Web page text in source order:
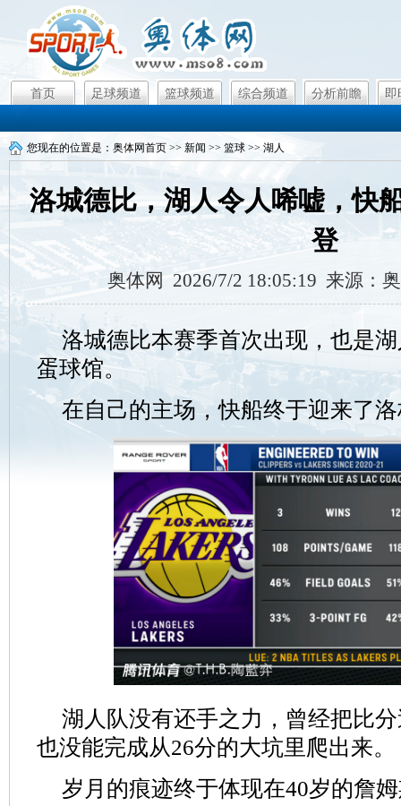
首页 足球频道 篮球频道 综合频道 分析前瞻 即
您现在的位置是： 奥体网首页 >> 新闻 >> 篮球 >> 湖人
洛城德比，湖人令人唏嘘，快
登
奥体网 2026/7/2 18:05:19 来源：
洛城德比本赛季首次出现，也是
蛋球馆。
在自己的主场，快船终于迎来了
湖人队没有还手之力，曾经把比
也没能完成从26分的大坑里爬出来。
岁月的痕迹终于体现在40岁的詹